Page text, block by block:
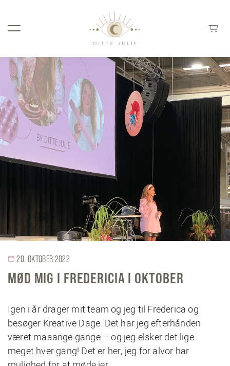
20. OKTOBER 2022
MØD MIG I FREDERICIA I OKTOBER
Igen i år drager mit team og jeg til Frederica og
besøger Kreative Dage. Det har jeg efterhånden
været maaange gange – og jeg elsker det lige
meget hver gang! Det er her, jeg for alvor har